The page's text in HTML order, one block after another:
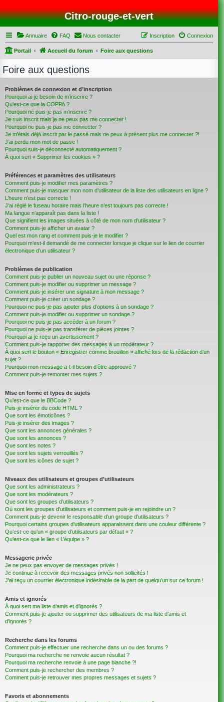
Citro-rouge-et-vert
Annuaire FAQ Nous contacter Connexion
Inscription
Portail Accueil du forum Foire aux questions
Foire aux questions
Problèmes de connexion et d’inscription
Pourquoi ai-je besoin de m’inscrire ?
Qu’est-ce que la COPPA ?
Pourquoi ne puis-je pas m’inscrire ?
Je suis inscrit mais je ne peux pas me connecter !
Pourquoi ne puis-je pas me connecter ?
Je m’étais déjà inscrit par le passé mais ne peux à présent plus me connecter ?!
J’ai perdu mon mot de passe !
Pourquoi suis-je déconnecté automatiquement ?
À quoi sert « Supprimer les cookies » ?
Préférences et paramètres des utilisateurs
Comment puis-je modifier mes paramètres ?
Comment puis-je masquer mon nom d’utilisateur de la liste des utilisateurs en ligne ?
L’heure n’est pas correcte !
J’ai réglé le fuseau horaire mais l’heure n’est toujours pas correcte !
Ma langue n’apparaît pas dans la liste !
Que signifient les images situées à côté de mon nom d’utilisateur ?
Comment puis-je afficher un avatar ?
Quel est mon rang et comment puis-je le modifier ?
Pourquoi m’est-il demandé de me connecter lorsque je clique sur le lien de courrier
électronique d’un utilisateur ?
Problèmes de publication
Comment puis-je publier un nouveau sujet ou une réponse ?
Comment puis-je modifier ou supprimer un message ?
Comment puis-je insérer une signature à mon message ?
Comment puis-je créer un sondage ?
Pourquoi ne puis-je pas ajouter plus d’options à un sondage ?
Comment puis-je modifier ou supprimer un sondage ?
Pourquoi ne puis-je pas accéder à un forum ?
Pourquoi ne puis-je pas transférer de pièces jointes ?
Pourquoi ai-je reçu un avertissement ?
Comment puis-je rapporter des messages à un modérateur ?
À quoi sert le bouton « Enregistrer comme brouillon » affiché lors de la rédaction d’un
sujet ?
Pourquoi mon message a-t-il besoin d’être approuvé ?
Comment puis-je remonter mes sujets ?
Mise en forme et types de sujets
Qu’est-ce que le BBCode ?
Puis-je insérer du code HTML ?
Que sont les émoticônes ?
Puis-je insérer des images ?
Que sont les annonces générales ?
Que sont les annonces ?
Que sont les notes ?
Que sont les sujets verrouillés ?
Que sont les icônes de sujet ?
Niveaux des utilisateurs et groupes d’utilisateurs
Que sont les administrateurs ?
Que sont les modérateurs ?
Que sont les groupes d’utilisateurs ?
Où sont les groupes d’utilisateurs et comment puis-je en rejoindre un ?
Comment puis-je devenir le responsable d’un groupe d’utilisateurs ?
Pourquoi certains groupes d’utilisateurs apparaissent dans une couleur différente ?
Qu’est-ce qu’un « groupe d’utilisateurs par défaut » ?
Qu’est-ce que le lien « L’équipe » ?
Messagerie privée
Je ne peux pas envoyer de messages privés !
Je continue à recevoir des messages privés non sollicités !
J’ai reçu un courrier électronique indésirable de la part de quelqu’un sur ce forum !
Amis et ignorés
À quoi sert ma liste d’amis et d’ignorés ?
Comment puis-je ajouter ou supprimer des utilisateurs de ma liste d’amis et
d’ignorés ?
Recherche dans les forums
Comment puis-je effectuer une recherche dans un ou des forums ?
Pourquoi ma recherche ne renvoie aucun résultat ?
Pourquoi ma recherche renvoie à une page blanche ?!
Comment puis-je rechercher des membres ?
Comment puis-je retrouver mes propres messages et sujets ?
Favoris et abonnements